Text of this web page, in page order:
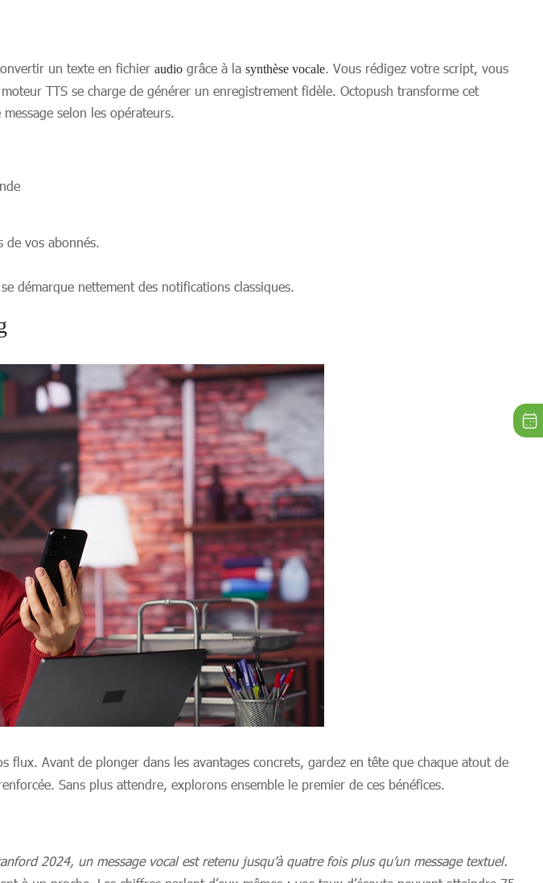
un texte en fichier audio grâce à la synthèse vocale. Vous rédigez votre script, vous
TTS se charge de générer un enregistrement fidèle. Octopush transforme cet
message selon les opérateurs.
de vos abonnés.
démarque nettement des notifications classiques.
flux. Avant de plonger dans les avantages concrets, gardez en tête que chaque atout de
Sans plus attendre, explorons ensemble le premier de ces bénéfices.
2024, un message vocal est retenu jusqu’à quatre fois plus qu’un message textuel.